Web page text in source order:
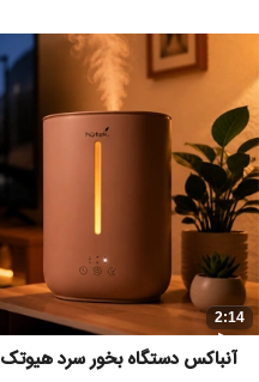
2:14
آنباکس دستگاه بخور سرد هیوتک HU28